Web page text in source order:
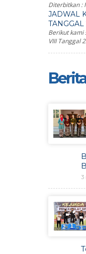
Diterbitkan :
JADWAL
Berikut kami
VIII Tanggal
3